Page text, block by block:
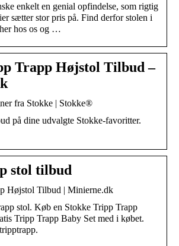
enkelt en genial opfindelse, som rigtig
sætter stor pris på. Find derfor stolen i
hos os og …
Trapp Højstol Tilbud –
fra Stokke | Stokke®
på dine udvalgte Stokke-favoritter.
stol tilbud
Højstol Tilbud | Minierne.dk
stol. Køb en Stokke Tripp Trapp
Tripp Trapp Baby Set med i købet.